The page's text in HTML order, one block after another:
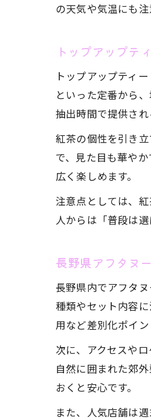
の天気や気温にも
トップアップテ
トップアップティ
といった定番から
抽出時間で提供さ
紅茶の個性を引き
で、見た目も華や
広く楽しめます。
注意点としては、
人からは「普段は
長野県アフタヌ
長野県内でアフタ
種類やセット内容
用など差別化ポイン
次に、アクセスや
自然に囲まれた郊
おくと安心です。
また、人気店舗は